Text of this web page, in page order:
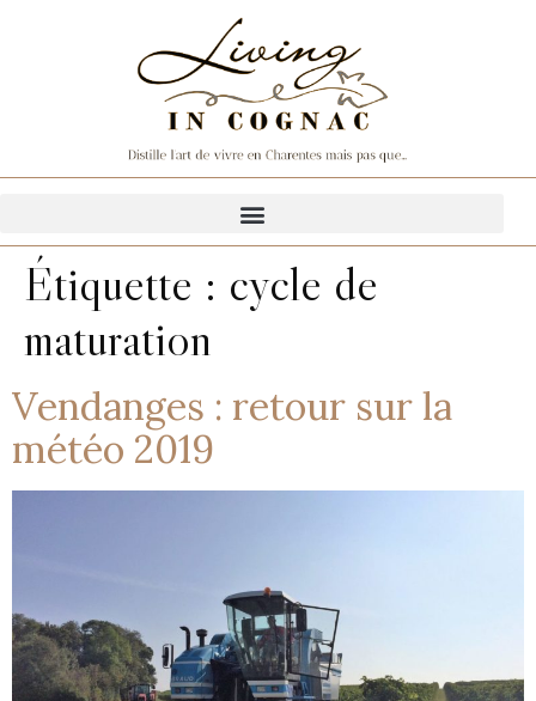
Étiquette : cycle de
maturation
Vendanges : retour sur la
météo 2019